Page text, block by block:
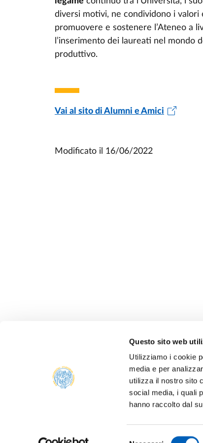
Questo sito web
Utilizziamo i cookie
media e per
utilizza il nostro sito
social media, i quali
hanno raccolto dal
diversi motivi, ne condividono i
promuovere e sostenere l’Ateneo a
l’inserimento dei laureati nel mondo
produttivo.
Vai al sito di Alumni e Amici
Modificato il 16/06/2022
Tel.+39 0521 902111